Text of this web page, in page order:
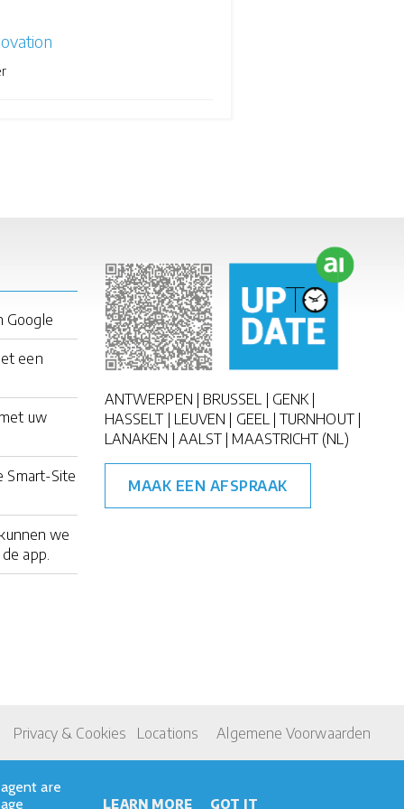
Google
een
uw
Smart-Site
we
app.
ANTWERPEN | BRUSSEL | GENK |
HASSELT | LEUVEN | GEEL | TURNHOUT |
LANAKEN | AALST | MAASTRICHT (NL)
MAAK EEN AFSPRAAK
Privacy & Cookies Locations Algemene Voorwaarden
are
LEARN MORE GOT IT